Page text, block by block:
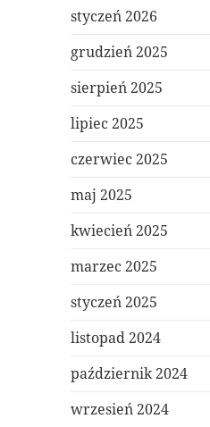
styczeń 2026
grudzień 2025
sierpień 2025
lipiec 2025
czerwiec 2025
maj 2025
kwiecień 2025
marzec 2025
styczeń 2025
listopad 2024
październik 2024
wrzesień 2024